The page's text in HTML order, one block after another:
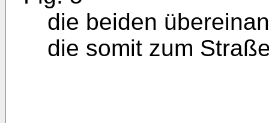
die beiden
die somit zum